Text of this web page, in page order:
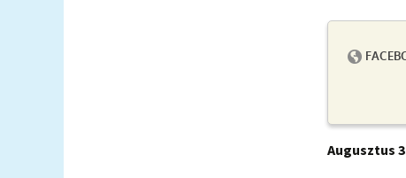
Augusztus